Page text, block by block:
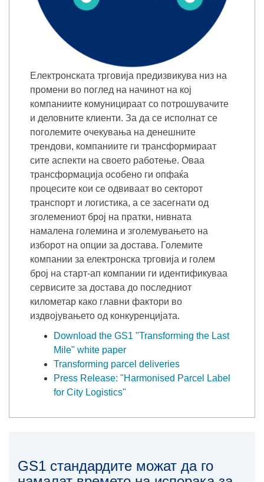
Електронската трговија предизвикува низ на
промени во поглед на начинот на кој
компаниите комуницираат со потрошувачите
и деловните клиенти. За да се исполнат се
поголемите очекувања на денешните
трендови, компаниите ги трансформираат
сите аспекти на своето работење. Оваа
трансформација особено ги опфаќа
процесите кои се одвиваат во секторот
транспорт и логистика, а се засегнати од
зголемениот број на пратки, нивната
намалена големина и зголемувањето на
изборот на опции за достава. Големите
компании за електронска трговија и голем
број на старт-aп компании ги идентификуваа
сервисите за достава до последниот
километар како главни фактори во
издвојувањето од конкуренцијата.
Download the GS1 "Transforming the Last
Mile" white paper
Transforming parcel deliveries
Press Release: "Harmonised Parcel Label
for City Logistics"
GS1 стандардите можат да го